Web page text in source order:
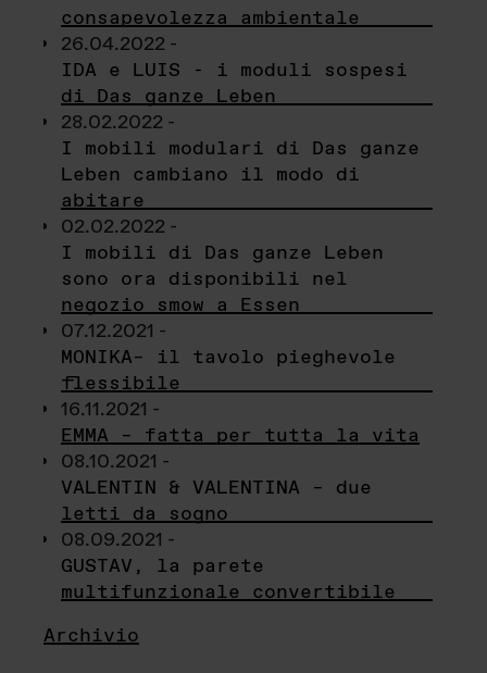
consapevolezza ambientale
26.04.2022 -
IDA e LUIS - i moduli sospesi
di Das ganze Leben
28.02.2022 -
I mobili modulari di Das ganze
Leben cambiano il modo di
abitare
02.02.2022 -
I mobili di Das ganze Leben
sono ora disponibili nel
negozio smow a Essen
07.12.2021 -
MONIKA– il tavolo pieghevole
flessibile
16.11.2021 -
EMMA – fatta per tutta la vita
08.10.2021 -
VALENTIN & VALENTINA – due
letti da sogno
08.09.2021 -
GUSTAV, la parete
multifunzionale convertibile
Archivio